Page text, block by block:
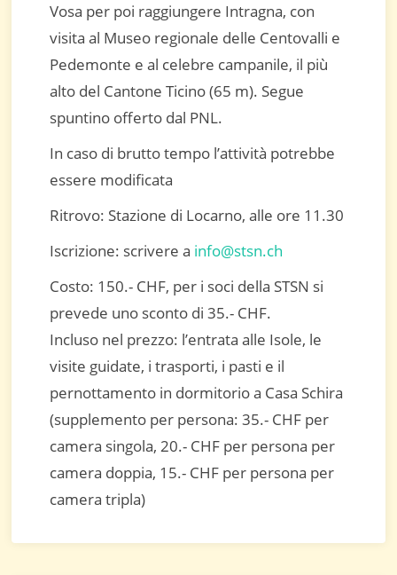
Vosa per poi raggiungere Intragna, con
visita al Museo regionale delle Centovalli e
Pedemonte e al celebre campanile, il più
alto del Cantone Ticino (65 m). Segue
spuntino offerto dal PNL.
In caso di brutto tempo l’attività potrebbe
essere modificata
Ritrovo: Stazione di Locarno, alle ore 11.30
Iscrizione: scrivere a info@stsn.ch
Costo: 150.- CHF, per i soci della STSN si
prevede uno sconto di 35.- CHF.
Incluso nel prezzo: l’entrata alle Isole, le
visite guidate, i trasporti, i pasti e il
pernottamento in dormitorio a Casa Schira
(supplemento per persona: 35.- CHF per
camera singola, 20.- CHF per persona per
camera doppia, 15.- CHF per persona per
camera tripla)